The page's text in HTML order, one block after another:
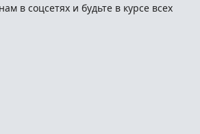
в соцсетях и будьте в курсе всех